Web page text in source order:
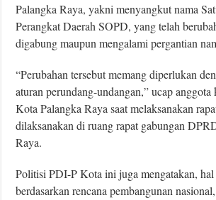
Palangka Raya, yakni menyangkut nama
Perangkat Daerah SOPD, yang telah
digabung maupun mengalami pergantian
“Perubahan tersebut memang diperlukan
aturan perundang-undangan,” ucap
Kota Palangka Raya saat melaksanakan
dilaksanakan di ruang rapat gabungan
Raya.
Politisi PDI-P Kota ini juga mengatakan, hal
berdasarkan rencana pembangunan